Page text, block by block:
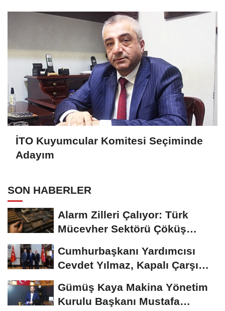
İTO Kuyumcular Komitesi Seçiminde
Adayım
SON HABERLER
Alarm Zilleri Çalıyor: Türk
Mücevher Sektörü Çöküş
Cumhurbaşkanı Yardımcısı
Cevdet Yılmaz, Kapalı Çarşı
Gümüş Kaya Makina Yönetim
Kurulu Başkanı Mustafa